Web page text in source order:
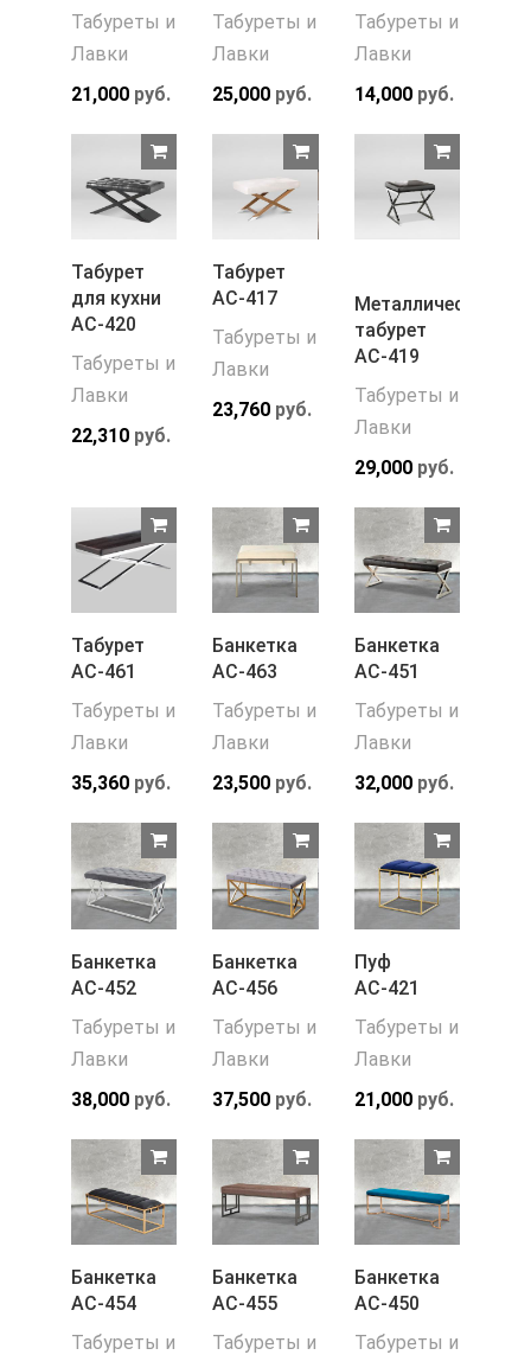
Табуреты и
Лавки
21,000 руб.
Табуреты и
Лавки
25,000 руб.
Табуреты и
Лавки
14,000руб.
Табурет
для кухни
АС-420
Табуреты и
Лавки
22,310 руб.
Табурет
АС-417
Табуреты и
Лавки
23,760 руб.
Металлический
табурет
АС-419
Табуреты и
Лавки
29,000руб.
Табурет
АС-461
Табуреты и
Лавки
35,360 руб.
Банкетка
АС-463
Табуреты и
Лавки
23,500 руб.
Банкетка
АС-451
Табуреты и
Лавки
32,000руб.
Банкетка
АС-452
Табуреты и
Лавки
38,000 руб.
Банкетка
АС-456
Табуреты и
Лавки
37,500 руб.
Пуф
АС-421
Табуреты и
Лавки
21,000руб.
Банкетка
АС-454
Табуреты и
Банкетка
АС-455
Табуреты и
Банкетка
АС-450
Табуреты и